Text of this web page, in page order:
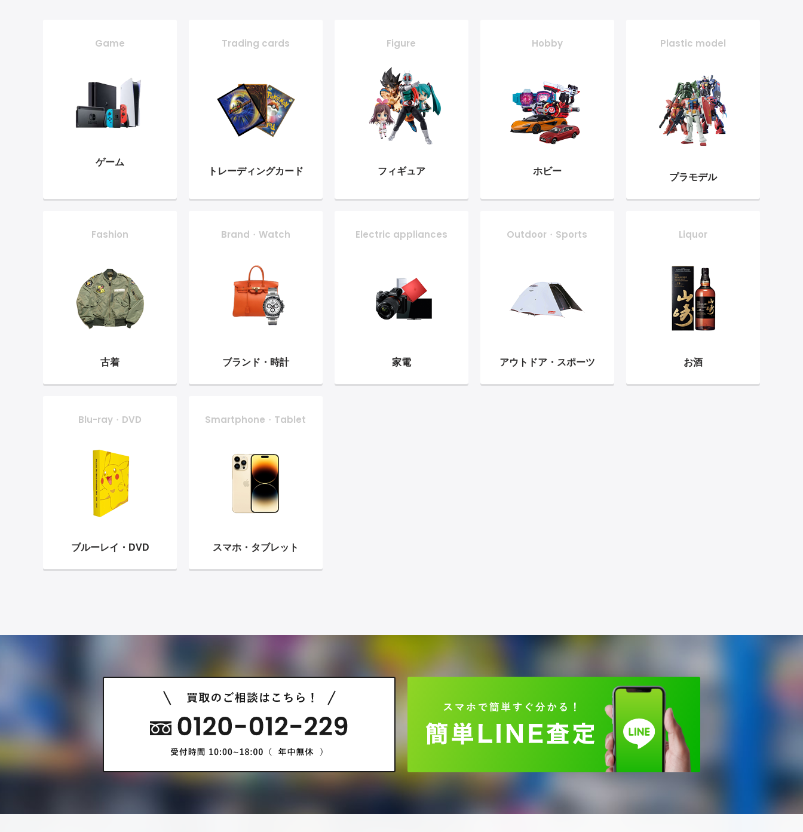
Game
ゲーム
Trading cards
トレーディングカード
Figure
フィギュア
Hobby
ホビー
Plastic model
プラモデル
Fashion
古着
Brand・Watch
ブランド・時計
Electric appliances
家電
Outdoor・Sports
アウトドア・ スポーツ
Liquor
お酒
Blu-ray・DVD
ブルーレイ・ DVD
Smartphone・Tablet
スマホ・ タブレット